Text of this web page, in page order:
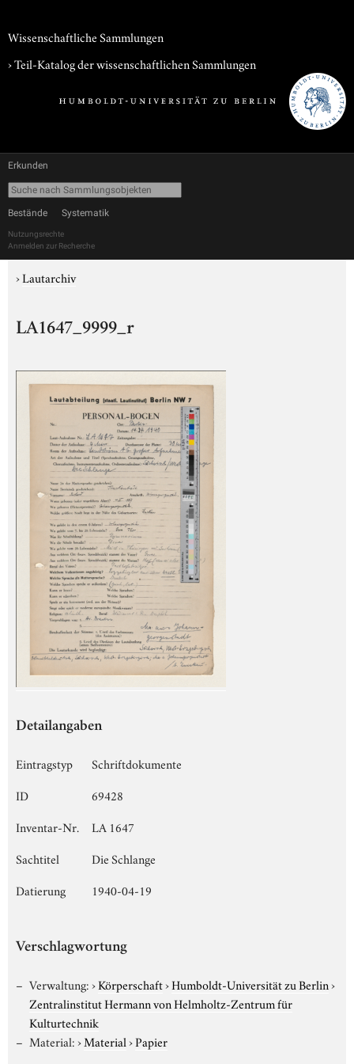
Wissenschaftliche Sammlungen
› Teil-Katalog der wissenschaftlichen Sammlungen
Erkunden
Bestände Systematik
Nutzungsrechte
Anmelden zur Recherche
›Lautarchiv
LA1647_9999_r
Detailangaben
Eintragstyp
Schriftdokumente
ID
69428
Inventar-Nr.
LA 1647
Sachtitel
Die Schlange
Datierung
1940-04-19
Verschlagwortung
Verwaltung:›Körperschaft›Humboldt-Universität zu Berlin›
Zentralinstitut Hermann von Helmholtz-Zentrum für
Kulturtechnik
Material:›Material›Papier